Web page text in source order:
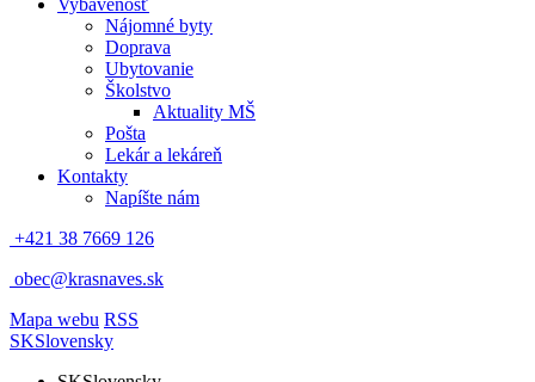
Vybavenosť
Nájomné byty
Doprava
Ubytovanie
Školstvo
Aktuality MŠ
Pošta
Lekár a lekáreň
Kontakty
Napíšte nám
+421 38 7669 126
obec@krasnaves.sk
Mapa webu RSS
SKSlovensky